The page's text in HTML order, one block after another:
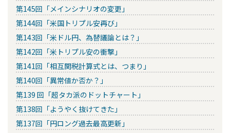
第145回「メインシナリオの変更」
第144回「米国トリプル安再び」
第143回「米ドル円、為替議論とは？」
第142回「米トリプル安の衝撃」
第141回「相互関税計算式とは、つまり」
第140回「異常値か否か？」
第139 回「超タカ派のドットチャート」
第138回「ようやく抜けてきた」
第137回「円ロング過去最高更新」